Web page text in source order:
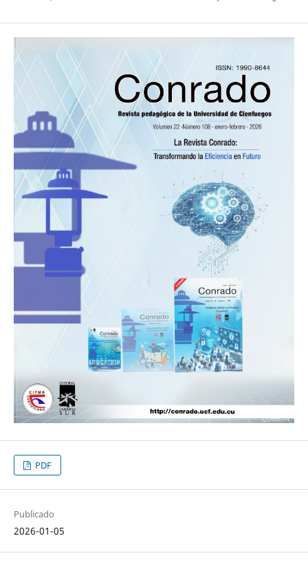
PDF
Publicado
2026-01-05